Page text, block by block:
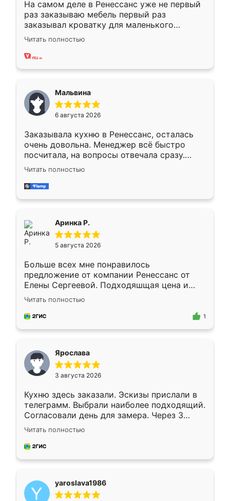
На самом деле в Ренессанс уже не первый
раз заказываю мебель первый раз
заказывал кроватку для маленького
ребёнка при его рождении ,во второй раз
заказал шкаф-купе. По качеству очень
хорошее сборка достаточно быстрая,
меньше, здесь же он более разнообразный.
Мне нравится ,если что-то потребуется из
мебели буду заказывать только здесь.
Читать полностью
Мальвина
6 августа 2026
Заказывала кухню в Ренессанс, осталась
очень довольна. Менеджер всё быстро
посчитала, на вопросы отвечала сразу.
Замерщик приехал в субботу, подошёл к
делу со всей ответственностью. Собрали
за день, ребята работали аккуратно, даже
Читать полностью
Аринка Р.
5 августа 2026
Больше всех мне понравилось
предложение от компании Ренессанс от
Елены Сергеевой. Подходяшщая цена и
короткие сроки изготовления. Приехавший
для замера сотрудник Владислав
предложил по моему эскизу самый
Читать полностью
1
Ярослава
3 августа 2026
Кухню здесь заказали. Эскизы прислали в
телеграмм. Выбрали наиболее подходящий.
Согласовали день для замера. Через 3
недели кухня была уже готова. Остались
довольны работой. Спасибо Ренессанс
мебель за качественную работу!
Читать полностью
yaroslava1986